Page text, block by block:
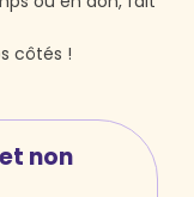
côtés !
non